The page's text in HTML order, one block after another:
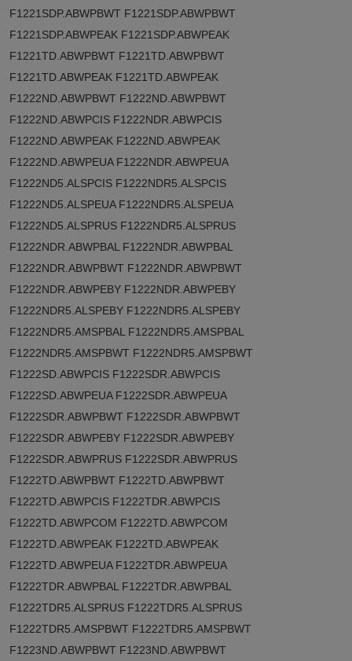
F1221SDP.ABWPBWT F1221SDP.ABWPBWT
F1221SDP.ABWPEAK F1221SDP.ABWPEAK
F1221TD.ABWPBWT F1221TD.ABWPBWT
F1221TD.ABWPEAK F1221TD.ABWPEAK
F1222ND.ABWPBWT F1222ND.ABWPBWT
F1222ND.ABWPCIS F1222NDR.ABWPCIS
F1222ND.ABWPEAK F1222ND.ABWPEAK
F1222ND.ABWPEUA F1222NDR.ABWPEUA
F1222ND5.ALSPCIS F1222NDR5.ALSPCIS
F1222ND5.ALSPEUA F1222NDR5.ALSPEUA
F1222ND5.ALSPRUS F1222NDR5.ALSPRUS
F1222NDR.ABWPBAL F1222NDR.ABWPBAL
F1222NDR.ABWPBWT F1222NDR.ABWPBWT
F1222NDR.ABWPEBY F1222NDR.ABWPEBY
F1222NDR5.ALSPEBY F1222NDR5.ALSPEBY
F1222NDR5.AMSPBAL F1222NDR5.AMSPBAL
F1222NDR5.AMSPBWT F1222NDR5.AMSPBWT
F1222SD.ABWPCIS F1222SDR.ABWPCIS
F1222SD.ABWPEUA F1222SDR.ABWPEUA
F1222SDR.ABWPBWT F1222SDR.ABWPBWT
F1222SDR.ABWPEBY F1222SDR.ABWPEBY
F1222SDR.ABWPRUS F1222SDR.ABWPRUS
F1222TD.ABWPBWT F1222TD.ABWPBWT
F1222TD.ABWPCIS F1222TDR.ABWPCIS
F1222TD.ABWPCOM F1222TD.ABWPCOM
F1222TD.ABWPEAK F1222TD.ABWPEAK
F1222TD.ABWPEUA F1222TDR.ABWPEUA
F1222TDR.ABWPBAL F1222TDR.ABWPBAL
F1222TDR5.ALSPRUS F1222TDR5.ALSPRUS
F1222TDR5.AMSPBWT F1222TDR5.AMSPBWT
F1223ND.ABWPBWT F1223ND.ABWPBWT